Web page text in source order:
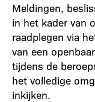
Meldingen,
in het kader van
raadplegen via
van een
tijdens de
het volledige
inkijken.